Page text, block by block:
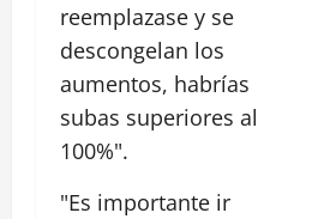
reemplazase y se
descongelan los
aumentos, habrías
subas superiores al
100%".
"Es importante ir